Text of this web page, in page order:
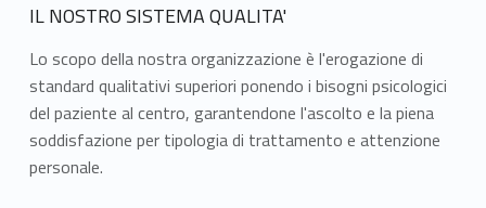
IL NOSTRO SISTEMA QUALITA'
Lo scopo della nostra organizzazione è l'erogazione di
standard qualitativi superiori ponendo i bisogni psicologici
del paziente al centro, garantendone l'ascolto e la piena
soddisfazione per tipologia di trattamento e attenzione
personale.